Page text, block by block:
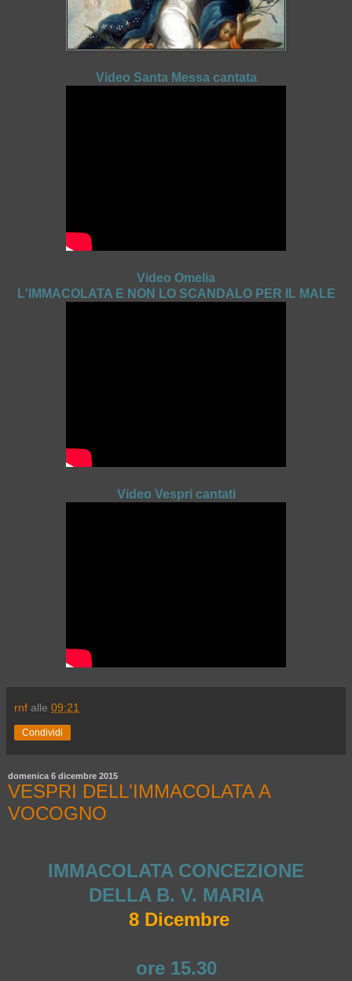
Video Santa Messa cantata
Video Omelia
L'IMMACOLATA E NON LO SCANDALO PER IL MALE
Video Vespri cantati
rnf alle 09:21
Condividi
domenica 6 dicembre 2015
VESPRI DELL'IMMACOLATA A
VOCOGNO
IMMACOLATA CONCEZIONE
DELLA B. V. MARIA
8 Dicembre
ore 15.30